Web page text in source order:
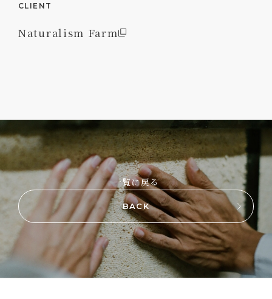
CLIENT
Naturalism Farm
一覧に戻る
BACK